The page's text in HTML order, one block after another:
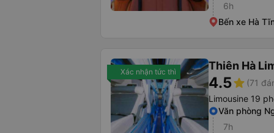
6h
Bến xe Hà
Xác nhận tức thì Thiên Hà
4.5star (71
Limousine 19
Văn phòng
7h